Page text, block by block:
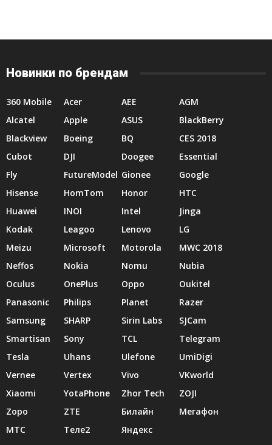
Новинки по брендам
360 Mobile Acer AEE
AGM
Alcatel
Apple ASUS
BlackBerry
Blackview
Boeing BQ
CES 2018
Cubot
DJI Doogee
Essential
Fly
FutureModel Gionee
Google
Hisense
HomTom Honor
HTC
Huawei
INOI Intel
Jinga
Kodak
Leagoo Lenovo
LG
Meizu
Microsoft Motorola
MWC 2018
Neffos
Nokia Nomu
Nubia
Oculus
OnePlus Oppo
Oukitel
Panasonic
Philips Planet
Razer
Samsung
SHARP Sirin Labs
SJCam
Smartisan
Sony TCL
Telegram
Tesla
Uhans Ulefone
UmiDigi
Vernee
Vertex Vivo
VKworld
Xiaomi
YotaPhone Zhor Tech
ZOJI
Zopo
ZTE Билайн
Мегафон
МТС
Теле2 Яндекс